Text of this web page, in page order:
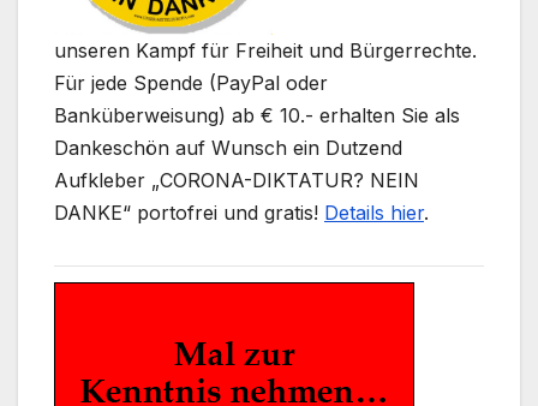
unseren Kampf für Freiheit und Bürgerrechte.
Für jede Spende (PayPal oder
Banküberweisung) ab € 10.- erhalten Sie als
Dankeschön auf Wunsch ein Dutzend
Aufkleber „CORONA-DIKTATUR? NEIN
DANKE“ portofrei und gratis! Details hier.